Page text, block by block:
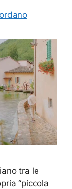
tra le
“piccola